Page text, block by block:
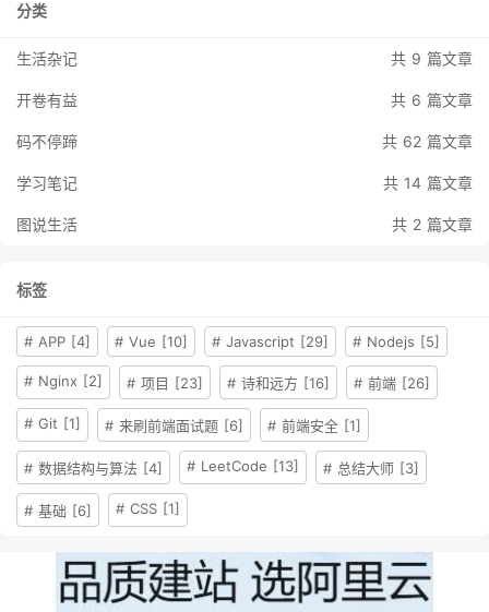
分类
生活杂记 共 9 篇文章
开卷有益 共 6 篇文章
码不停蹄 共 62 篇文章
学习笔记 共 14 篇文章
图说生活 共 2 篇文章
标签
# APP [4] # Vue [10] # Javascript [29] # Nodejs [5]
# Nginx [2] # 项目 [23] # 诗和远方 [16] # 前端 [26]
# Git [1] # 来刷前端面试题 [6] # 前端安全 [1]
# 数据结构与算法 [4] # LeetCode [13] # 总结大师 [3]
# 基础 [6] # CSS [1]